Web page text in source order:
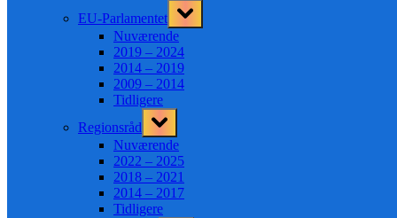
EU-Parlamentet
Toggle
sub-
menu
Nuværende
2019 – 2024
2014 – 2019
2009 – 2014
Tidligere
Regionsråd
Toggle
sub-
menu
Nuværende
2022 – 2025
2018 – 2021
2014 – 2017
Tidligere